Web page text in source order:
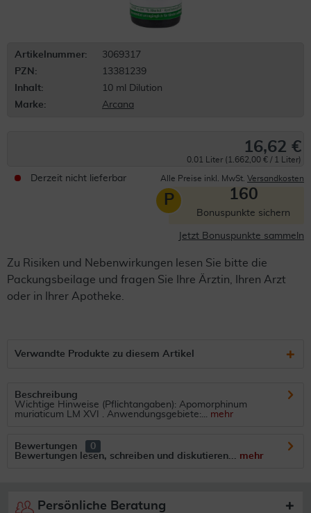
Artikelnummer:
3069317
PZN:
13381239
Inhalt:
10 ml Dilution
Marke:
Arcana
16,62 €
0.01 Liter (1.662,00 € / 1 Liter)
Derzeit nicht lieferbar Alle Preise inkl. MwSt. Versandkosten
P 160
Bonuspunkte sichern
Jetzt Bonuspunkte sammeln
Zu Risiken und Nebenwirkungen lesen Sie bitte die
Packungsbeilage und fragen Sie Ihre Ärztin, Ihren Arzt
oder in Ihrer Apotheke.
Verwandte Produkte zu diesem Artikel
Beschreibung
Wichtige Hinweise (Pflichtangaben): Apomorphinum
muriaticum LM XVI . Anwendungsgebiete:... mehr
Bewertungen
0
Bewertungen lesen, schreiben und diskutieren... mehr
Persönliche Beratung